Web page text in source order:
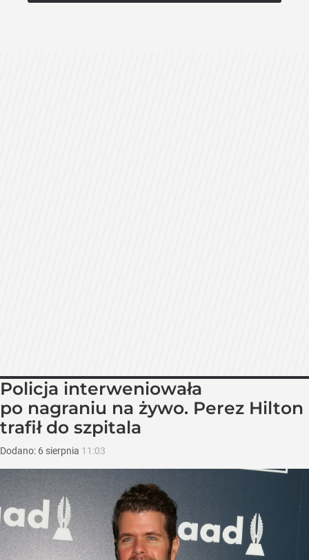
Policja interweniowała
po nagraniu na żywo. Perez Hilton
trafił do szpitala
Dodano: 6 sierpnia 11:03